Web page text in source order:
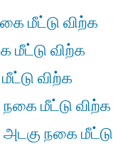
மீட்டு விற்க
மீட்டு விற்க
விற்க
மீட்டு விற்க
அடகு நகை மீட்டு